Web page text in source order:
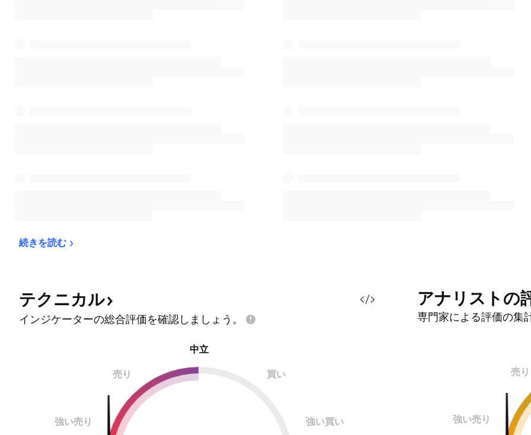
続きを読む
テクニカル
インジケーターの総合評価を確認しましょう。
中立
売り 買い
強い売り 強い買い
アナリストの
専門家による評価の集
売り
強い売り